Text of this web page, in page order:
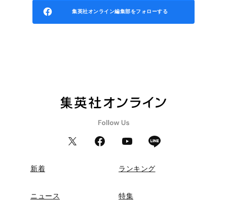
集英社オンライン編集部をフォローする
新着 ランキング
ニュース 特集